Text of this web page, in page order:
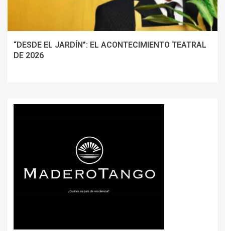
“DESDE EL JARDÍN”: EL ACONTECIMIENTO TEATRAL
DE 2026